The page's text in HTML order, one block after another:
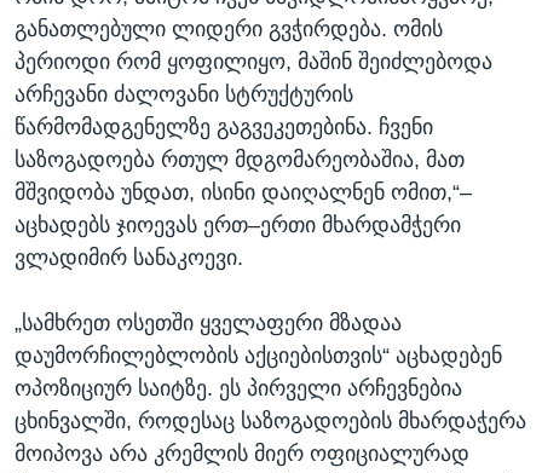
განათლებული ლიდერი გვჭირდება. ომის
პერიოდი რომ ყოფილიყო, მაშინ შეიძლებოდა
არჩევანი ძალოვანი სტრუქტურის
წარმომადგენელზე გაგვეკეთებინა. ჩვენი
საზოგადოება რთულ მდგომარეობაშია, მათ
მშვიდობა უნდათ, ისინი დაიღალნენ ომით,“–
აცხადებს ჯიოევას ერთ–ერთი მხარდამჭერი
ვლადიმირ სანაკოევი.
„სამხრეთ ოსეთში ყველაფერი მზადაა
დაუმორჩილებლობის აქციებისთვის“ აცხადებენ
ოპოზიციურ საიტზე. ეს პირველი არჩევნებია
ცხინვალში, როდესაც საზოგადოების მხარდაჭერა
მოიპოვა არა კრემლის მიერ ოფიციალურად